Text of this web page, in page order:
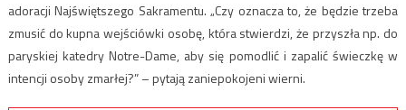
adoracji Najświętszego Sakramentu. „Czy oznacza to, że będzie trzeba
zmusić do kupna wejściówki osobę, która stwierdzi, że przyszła np. do
paryskiej katedry Notre-Dame, aby się pomodlić i zapalić świeczkę w
intencji osoby zmarłej?” – pytają zaniepokojeni wierni.